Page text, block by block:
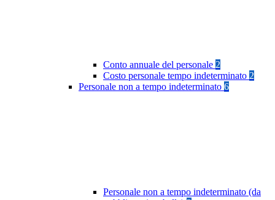
Conto annuale del personale 2
Costo personale tempo indeterminato 2
Personale non a tempo indeterminato 6
Personale non a tempo indeterminato (da